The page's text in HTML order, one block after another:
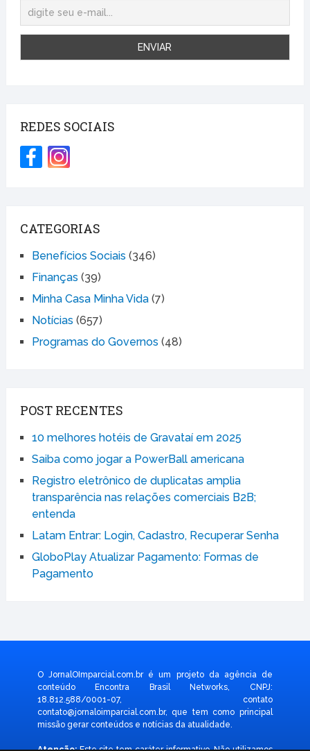
REDES SOCIAIS
CATEGORIAS
Benefícios Sociais (346)
Finanças (39)
Minha Casa Minha Vida(7)
Notícias (657)
Programas do Governos (48)
POST RECENTES
10 melhores hotéis de Gravataí em 2025
Saiba como jogar a PowerBall americana
Registro eletrônico de duplicatas amplia
transparência nas relações comerciais B2B;
entenda
Latam Entrar: Login, Cadastro, Recuperar Senha
GloboPlay Atualizar Pagamento: Formas de
Pagamento
O JornalOImparcial.com.br é um projeto da agência de
conteúdo Encontra Brasil Networks, CNPJ:
18.812.588/0001-07, contato
contato@jornaloimparcial.com.br, que tem como principal
missão gerar conteúdos e notícias da atualidade.